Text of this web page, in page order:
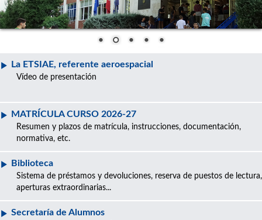
La ETSIAE, referente aeroespacial
Vídeo de presentación
MATRÍCULA CURSO 2026-27
Resumen y plazos de matrícula, instrucciones, documentación,
normativa, etc.
Biblioteca
Sistema de préstamos y devoluciones, reserva de puestos de lectura,
aperturas extraordinarias...
Secretaría de Alumnos